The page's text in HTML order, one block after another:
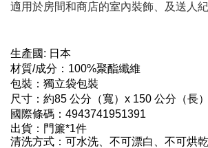
適用於房間和商店的室內裝飾、及送人
生產國: 日本
材質/成分：100%聚酯纖維
包裝：獨立袋包裝
尺寸：約85 公分（寬）x 150 公分（長）
國際條碼： 4943741951391
出貨：門簾*1件
清洗方式：可水洗、不可漂白、不可烘乾